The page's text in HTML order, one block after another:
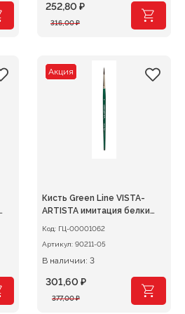
316,00₽
Первоначальная
316,00 ₽.
252,80 ₽
Текущая
Акция
Кисть Green Line VISTA-
ARTISTA имитация белки
круглая №05
Код: ГЦ-00001062
Артикул: 90211-05
В наличии: 3
377,00₽
Первоначальная
301,60 ₽
Текущая